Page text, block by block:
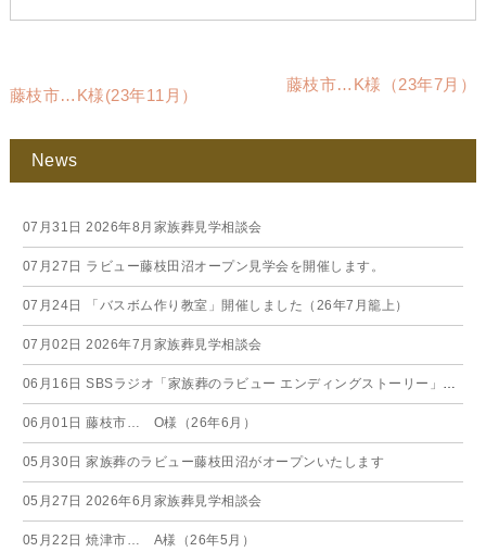
藤枝市…K様(23年11月）
藤枝市…K様（23年7月）
News
07月31日 2026年8月家族葬見学相談会
07月27日 ラビュー藤枝田沼オープン見学会を開催します。
07月24日 「バスボム作り教室」開催しました（26年7月籠上）
07月02日 2026年7月家族葬見学相談会
06月16日 SBSラジオ「家族葬のラビュー エンディングストーリー」に弊社スタッフが出演いたしました（26年6月）
06月01日 藤枝市… O様（26年6月）
05月30日 家族葬のラビュー藤枝田沼がオープンいたします
05月27日 2026年6月家族葬見学相談会
05月22日 焼津市… A様（26年5月）